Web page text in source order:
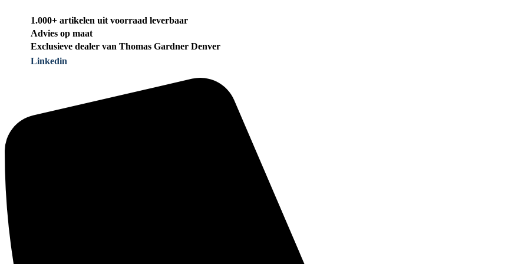
1.000+ artikelen uit voorraad leverbaar
Advies op maat
Exclusieve dealer van Thomas Gardner Denver
Linkedin